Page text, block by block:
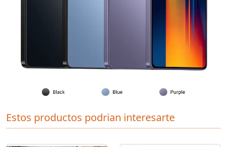
Estos productos podrian interesarte